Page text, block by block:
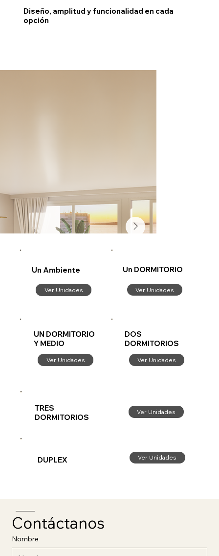
Diseño, amplitud y funcionalidad en cada
opción
Un Ambiente
Ver Unidades
Un DORMITORIO
Ver Unidades
UN DORMITORIO
Y MEDIO
Ver Unidades
DOS
DORMITORIOS
Ver Unidades
TRES
DORMITORIOS
Ver Unidades
DUPLEX Ver Unidades
Contáctanos
Nombre